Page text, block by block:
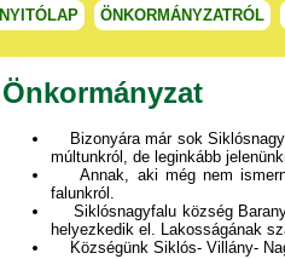
NYITÓLAP ÖNKORMÁNYZATRÓL
Önkormányzat
Bizonyára már sok
múltunkról, de leginkább
Annak, aki még nem
falunkról.
Siklósnagyfalu község
helyezkedik el. Lakosságának
Községünk Siklós- Villány-